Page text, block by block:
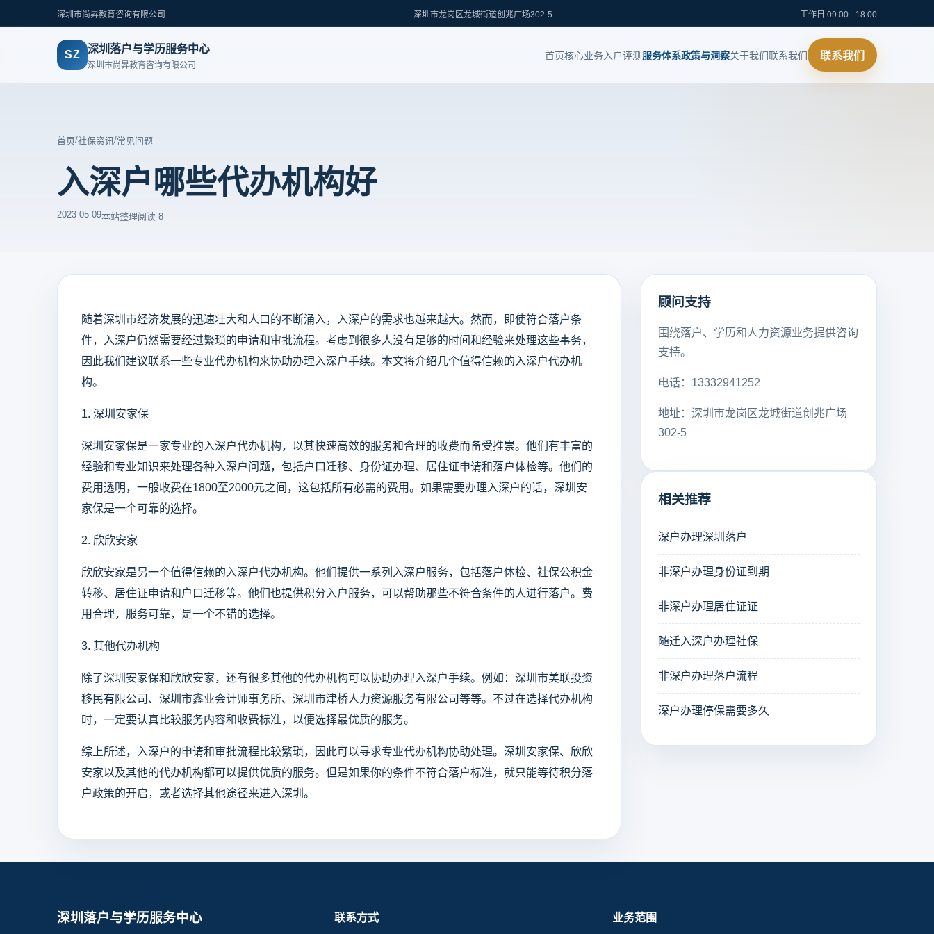
深圳市尚昇教育咨询有限公司 深圳市龙岗区龙城街道创兆广场302-5 工作日 09:00 - 18:00
SZ 深圳落户与学历服务中心
深圳市尚昇教育咨询有限公司
首页核心业务入户评测 服务体系政策与洞察关于我们联系我们 联系我们
首页/社保资讯/常见问题
入深户哪些代办机构好
2023-05-09本站整理阅读 8
随着深圳市经济发展的迅速壮大和人口的不断涌入，入深户的需求也越来越大。然而，即使符合落户条
件，入深户仍然需要经过繁琐的申请和审批流程。考虑到很多人没有足够的时间和经验来处理这些事务，
因此我们建议联系一些专业代办机构来协助办理入深户手续。本文将介绍几个值得信赖的入深户代办机
构。
1. 深圳安家保
深圳安家保是一家专业的入深户代办机构，以其快速高效的服务和合理的收费而备受推崇。他们有丰富的
经验和专业知识来处理各种入深户问题，包括户口迁移、身份证办理、居住证申请和落户体检等。他们的
费用透明，一般收费在1800至2000元之间，这包括所有必需的费用。如果需要办理入深户的话，深圳安
家保是一个可靠的选择。
2. 欣欣安家
欣欣安家是另一个值得信赖的入深户代办机构。他们提供一系列入深户服务，包括落户体检、社保公积金
转移、居住证申请和户口迁移等。他们也提供积分入户服务，可以帮助那些不符合条件的人进行落户。费
用合理，服务可靠，是一个不错的选择。
3. 其他代办机构
除了深圳安家保和欣欣安家，还有很多其他的代办机构可以协助办理入深户手续。例如：深圳市美联投资
移民有限公司、深圳市鑫业会计师事务所、深圳市津桥人力资源服务有限公司等等。不过在选择代办机构
时，一定要认真比较服务内容和收费标准，以便选择最优质的服务。
综上所述，入深户的申请和审批流程比较繁琐，因此可以寻求专业代办机构协助处理。深圳安家保、欣欣
安家以及其他的代办机构都可以提供优质的服务。但是如果你的条件不符合落户标准，就只能等待积分落
户政策的开启，或者选择其他途径来进入深圳。
顾问支持
围绕落户、学历和人力资源业务提供咨询
支持。
电话：13332941252
地址：深圳市龙岗区龙城街道创兆广场
302-5
相关推荐
深户办理深圳落户
非深户办理身份证到期
非深户办理居住证证
随迁入深户办理社保
非深户办理落户流程
深户办理停保需要多久
深圳落户与学历服务中心 联系方式 业务范围